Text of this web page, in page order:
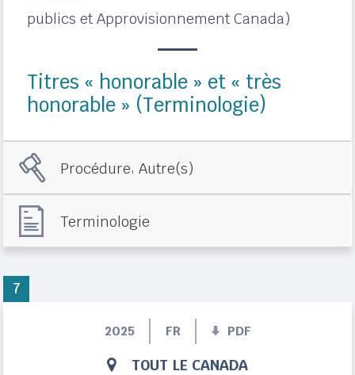
publics et Approvisionnement Canada)
Titres « honorable » et « très
honorable » (Terminologie)
Procédure, Autre(s)
Terminologie
2025 FR PDF
TOUT LE CANADA
7